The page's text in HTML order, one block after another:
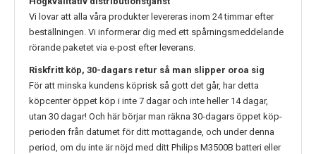
Vi lovar att alla våra produkter levereras inom 24 timmar efter
beställningen. Vi informerar dig med ett spårningsmeddelande
rörande paketet via e-post efter leverans.
Riskfritt köp, 30-dagars retur så man slipper oroa sig
För att minska kundens köprisk så gott det går, har detta
köpcenter öppet köp i inte 7 dagar och inte heller 14 dagar,
utan 30 dagar! Och här börjar man räkna 30-dagars öppet köp-
perioden från datumet för ditt mottagande, och under denna
period, om du inte är nöjd med ditt Philips M3500B batteri eller